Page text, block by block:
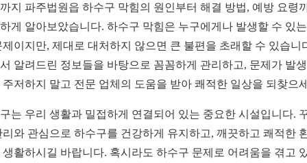
지 파주법원읍 하수구 막힘의 원인부터 해결 방법, 예방 요령
게 알아보았습니다. 하수구 막힘은 누구에게나 발생할 수 있
제이지만, 제대로 대처하지 않으면 큰 불편을 초래할 수 있습니
알려드린 정보들을 바탕으로 꼼꼼하게 관리하고, 문제가 발
주저하지 말고 전문 업체의 도움을 받아 쾌적한 일상을 되찾으
는 우리 생활과 밀접하게 연결되어 있는 중요한 시설입니다.
리와 관심으로 하수구를 건강하게 유지하고, 깨끗하고 쾌적한
생활하시길 바랍니다. 혹시라도 하수구 문제로 어려움을 겪고